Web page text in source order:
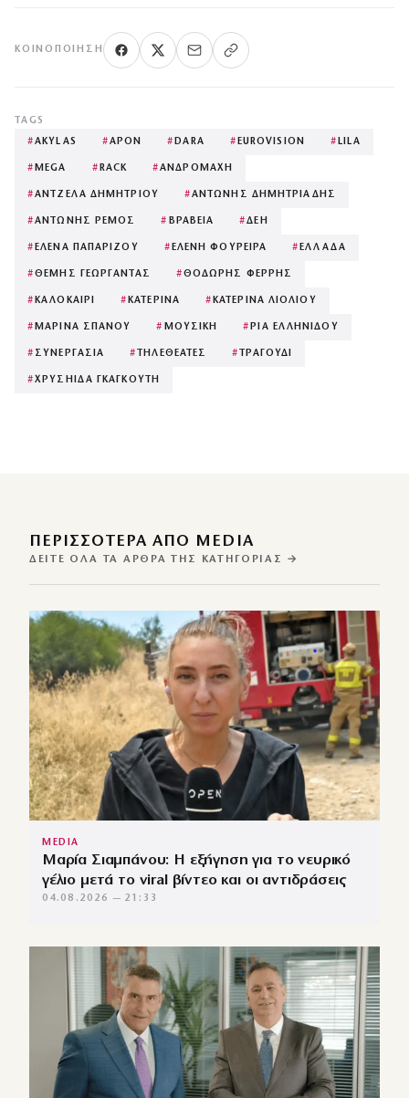
ΚΟΙΝΟΠΟΊΗΣΗ
TAGS
#AKYLAS #APON # DARA # EUROVISION # LILA
# MEGA # RACK #ΑΝΔΡΟΜΑΧΗ
#ΑΝΤΖΕΛΑ ΔΗΜΗΤΡΙΟΥ #ΑΝΤΩΝΗΣ ΔΗΜΗΤΡΙΑΔΗΣ
#ΑΝΤΩΝΗΣ ΡΕΜΟΣ # ΒΡΑΒΕΙΑ #ΔΕΗ
# ΕΛΕΝΑ ΠΑΠΑΡΙΖΟΥ # ΕΛΕΝΗ ΦΟΥΡΕΙΡΑ # ΕΛΛΑΔΑ
#ΘΕΜΗΣ ΓΕΩΡΓΑΝΤΑΣ #ΘΟΔΩΡΗΣ ΦΕΡΡΗΣ
# ΚΑΛΟΚΑΙΡΙ # ΚΑΤΕΡΙΝΑ # ΚΑΤΕΡΙΝΑ ΛΙΟΛΙΟΥ
# ΜΑΡΙΝΑ ΣΠΑΝΟΥ # ΜΟΥΣΙΚΗ # ΡΙΑ ΕΛΛΗΝΙΔΟΥ
# ΣΥΝΕΡΓΑΣΙΑ # ΤΗΛΕΘΕΑΤΕΣ # ΤΡΑΓΟΥΔΙ
#ΧΡΥΣΗΙΔΑ ΓΚΑΓΚΟΥΤΗ
ΠΕΡΙΣΣΌΤΕΡΑ ΑΠΌ MEDIA
ΔΕΊΤΕ ΌΛΑ ΤΑ ΆΡΘΡΑ ΤΗΣ ΚΑΤΗΓΟΡΊΑΣ →
MEDIA
Μαρία Σιαμπάνου: Η εξήγηση για το νευρικό
γέλιο μετά το viral βίντεο και οι αντιδράσεις
04.08.2026 — 21:33